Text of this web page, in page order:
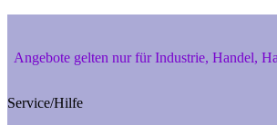
Angebote gelten nur für Industrie, Handel,
Service/Hilfe